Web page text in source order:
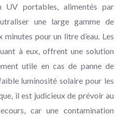
portables, alimentés par
une large gamme de
pour un litre d’eau. Les
à eux, offrent une solution
utile en cas de panne de
luminosité solaire pour les
il est judicieux de prévoir au
car une contamination